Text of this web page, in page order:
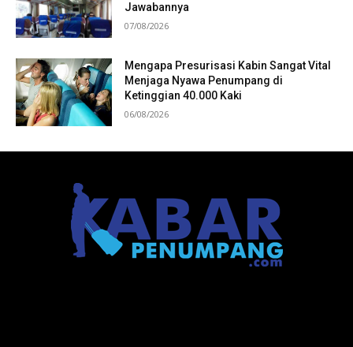
Jawabannya
07/08/2026
Mengapa Presurisasi Kabin Sangat Vital
Menjaga Nyawa Penumpang di
Ketinggian 40.000 Kaki
06/08/2026